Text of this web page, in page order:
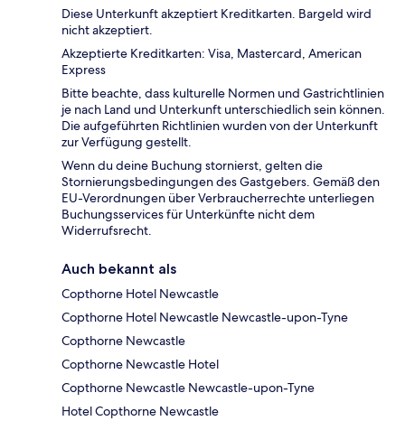
Diese Unterkunft akzeptiert Kreditkarten. Bargeld wird
nicht akzeptiert.
Akzeptierte Kreditkarten: Visa, Mastercard, American
Express
Bitte beachte, dass kulturelle Normen und Gastrichtlinien
je nach Land und Unterkunft unterschiedlich sein können.
Die aufgeführten Richtlinien wurden von der Unterkunft
zur Verfügung gestellt.
Wenn du deine Buchung stornierst, gelten die
Stornierungsbedingungen des Gastgebers. Gemäß den
EU-Verordnungen über Verbraucherrechte unterliegen
Buchungsservices für Unterkünfte nicht dem
Widerrufsrecht.
Auch bekannt als
Copthorne Hotel Newcastle
Copthorne Hotel Newcastle Newcastle-upon-Tyne
Copthorne Newcastle
Copthorne Newcastle Hotel
Copthorne Newcastle Newcastle-upon-Tyne
Hotel Copthorne Newcastle